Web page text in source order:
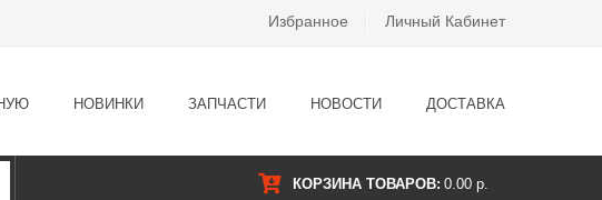
Избранное Личный Кабинет
НОВИНКИ ЗАПЧАСТИ НОВОСТИ ДОСТАВКА
КОРЗИНА ТОВАРОВ: 0.00 р.